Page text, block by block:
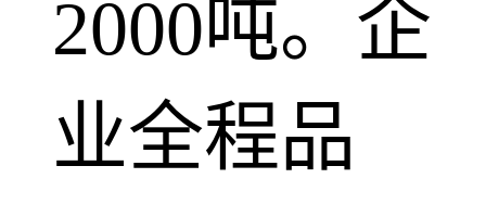
2000吨。企
业全程品